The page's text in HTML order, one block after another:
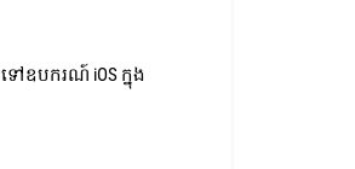
ទៅឧបករណ៍ iOS ក្នុង